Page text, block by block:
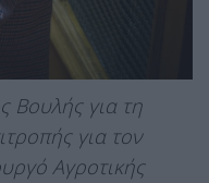
Βουλής για τη
για τον
Αγροτικής